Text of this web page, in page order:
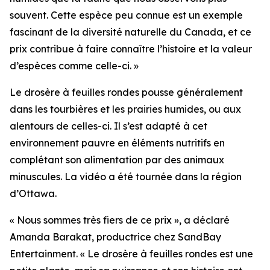
souvent. Cette espèce peu connue est un exemple
fascinant de la diversité naturelle du Canada, et ce
prix contribue à faire connaître l’histoire et la valeur
d’espèces comme celle-ci. »
Le drosère à feuilles rondes pousse généralement
dans les tourbières et les prairies humides, ou aux
alentours de celles-ci. Il s’est adapté à cet
environnement pauvre en éléments nutritifs en
complétant son alimentation par des animaux
minuscules. La vidéo a été tournée dans la région
d’Ottawa.
« Nous sommes très fiers de ce prix », a déclaré
Amanda Barakat, productrice chez SandBay
Entertainment. « Le drosère à feuilles rondes est une